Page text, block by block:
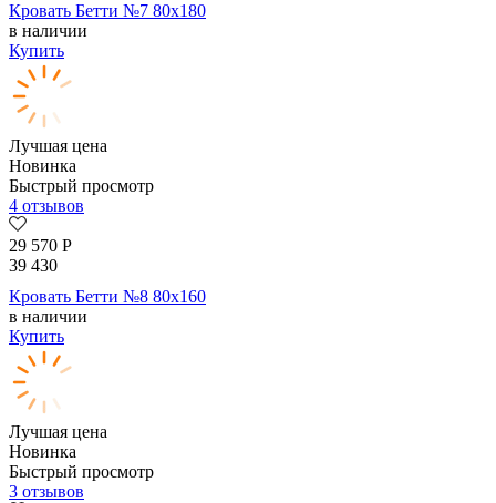
Кровать Бетти №7 80х180
в наличии
Купить
Лучшая цена
Новинка
Быстрый просмотр
4 отзывов
29 570 Р
39 430
Кровать Бетти №8 80х160
в наличии
Купить
Лучшая цена
Новинка
Быстрый просмотр
3 отзывов